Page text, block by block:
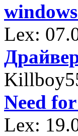
Lex:
Need
Lex: